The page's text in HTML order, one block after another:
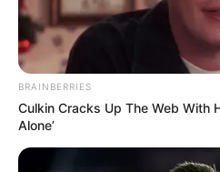
BRAINBERRIES
Culkin Cracks Up The Web With
Alone’